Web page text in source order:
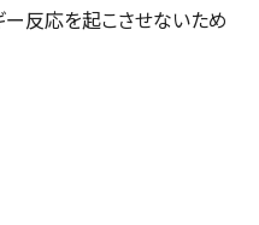
ー反応を起こさせないため